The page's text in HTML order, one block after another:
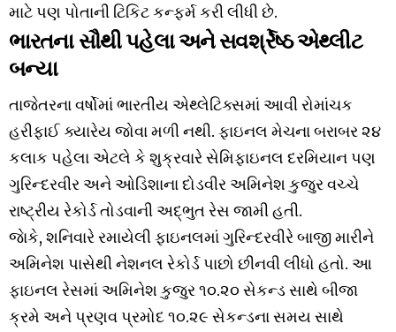
માટે પણ પોતાની ટિકિટ કન્ફર્મ કરી લીધી છે.
ભારતના સૌથી પહેલા અને સવર્શ્રેષ્ઠ એથ્લીટ
બન્યા
તાજેતરના વર્ષોમાં ભારતીય એથ્લેટિક્સમાં આવી રોમાંચક
હરીફાઈ ક્યારેય જોવા મળી નથી. ફાઇનલ મેચના બરાબર ૨૪
કલાક પહેલા એટલે કે શુક્રવારે સેમિફાઇનલ દરમિયાન પણ
ગુરિન્દરવીર અને ઓડિશાના દોડવીર અમિનેશ કુજુર વચ્ચે
રાષ્ટ્રીય રેકોર્ડ તોડવાની અદ્ભુત રેસ જામી હતી.
જાેકે, શનિવારે રમાયેલી ફાઇનલમાં ગુરિન્દરવીરે બાજી મારીને
અમિનેશ પાસેથી નેશનલ રેકોર્ડ પાછો છીનવી લીધો હતો. આ
ફાઇનલ રેસમાં અમિનેશ કુજુર ૧૦.૨૦ સેકન્ડ સાથે બીજા
ક્રમે અને પ્રણવ પ્રમોદ ૧૦.૨૯ સેકન્ડના સમય સાથે